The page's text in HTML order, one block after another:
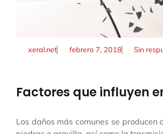
xeral.net febrero 7, 2018 Sin
Factores que influyen
Los daños más comunes se